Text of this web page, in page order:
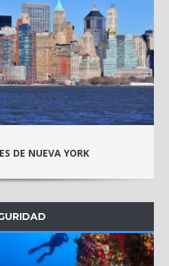
DE NUEVA YORK